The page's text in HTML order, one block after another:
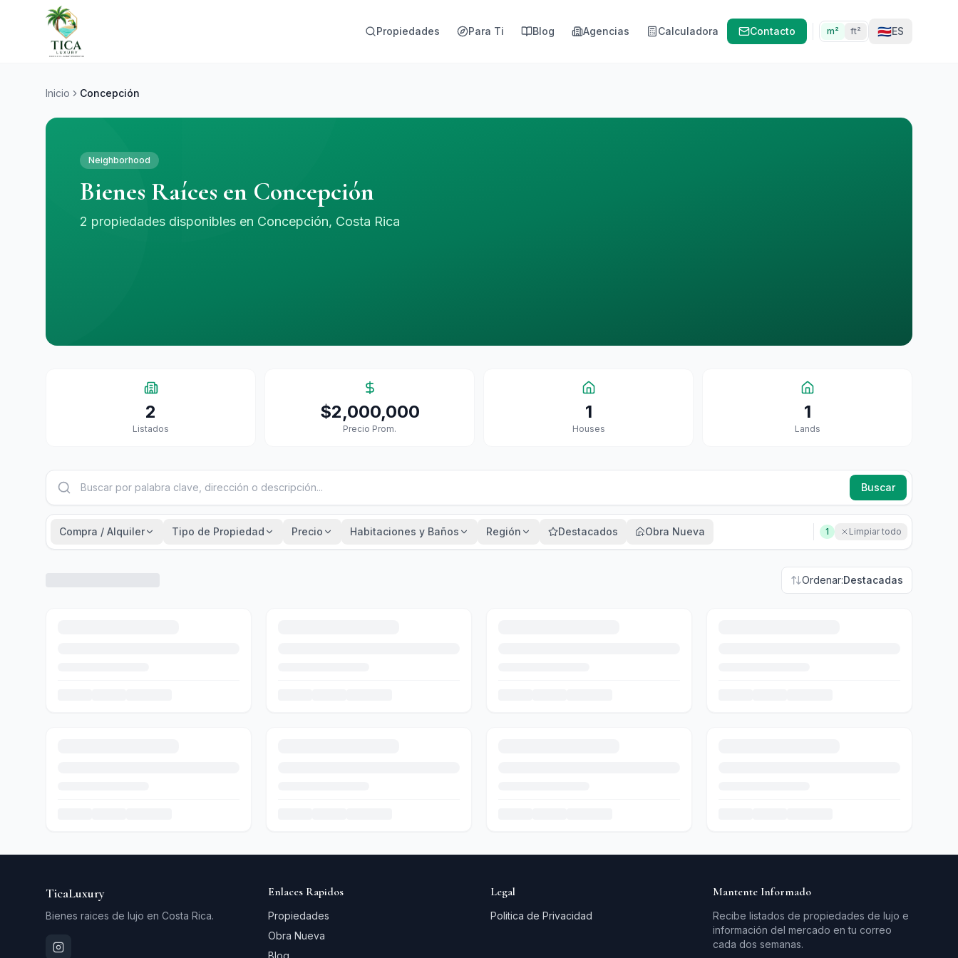
Propiedades Para Ti Blog Agencias Calculadora Contacto m² ft² 🇨🇷ES
Inicio Concepción
Neighborhood
Bienes Raíces en Concepción
2 propiedades disponibles en Concepción, Costa Rica
2
Listados
$2,000,000
Precio Prom.
1
HouseS
1
LandS
Buscar
Compra / Alquiler Tipo de Propiedad Precio Habitaciones y Baños Región Destacados Obra Nueva 1 Limpiar todo
Ordenar:Destacadas
TicaLuxury
Bienes raices de lujo en Costa Rica.
Enlaces Rapidos
Propiedades
Obra Nueva
Blog
Legal
Politica de Privacidad
Mantente Informado
Recibe listados de propiedades de lujo e
información del mercado en tu correo
cada dos semanas.